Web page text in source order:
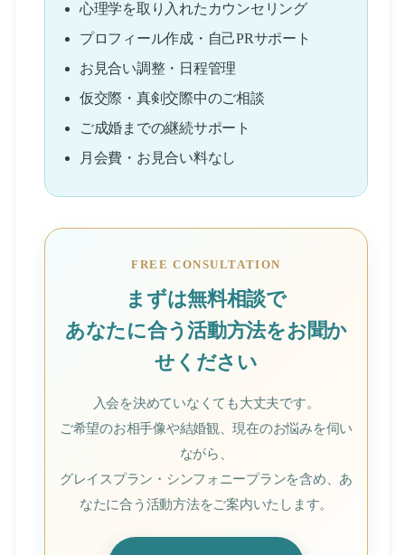
心理学を取り入れたカウンセリング
プロフィール作成・自己PRサポート
お見合い調整・日程管理
仮交際・真剣交際中のご相談
ご成婚までの継続サポート
月会費・お見合い料なし
FREE CONSULTATION
まずは無料相談で
あなたに合う活動方法をお聞か
せください
入会を決めていなくても大丈夫です。
ご希望のお相手像や結婚観、現在のお悩みを伺い
ながら、
グレイスプラン・シンフォニープランを含め、あ
なたに合う活動方法をご案内いたします。